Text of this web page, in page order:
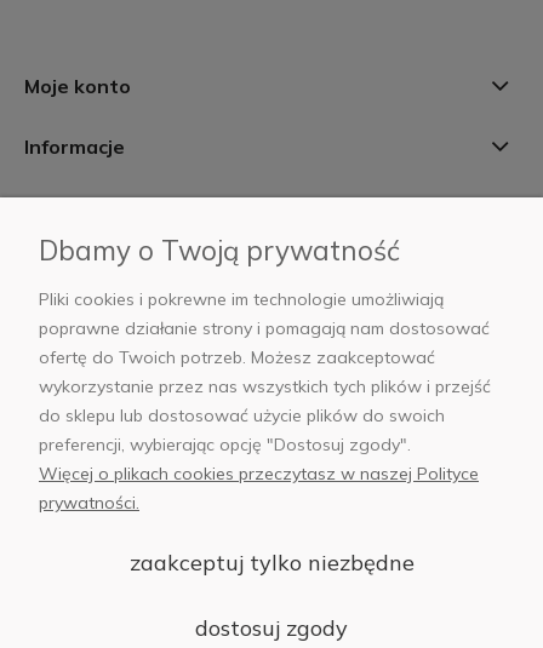
Moje konto
Informacje
AB Foto
sklep@abfoto.pl
+48 797 971 275
© 2025 Wszelkie prawa zastrzeżone. Serwis własnością:
Dbamy o Twoją prywatność
Pliki cookies i pokrewne im technologie umożliwiają
poprawne działanie strony i pomagają nam dostosować
ofertę do Twoich potrzeb. Możesz zaakceptować
wykorzystanie przez nas wszystkich tych plików i przejść
do sklepu lub dostosować użycie plików do swoich
preferencji, wybierając opcję "Dostosuj zgody".
Więcej o plikach cookies przeczytasz w naszej Polityce
prywatności.
zaakceptuj tylko niezbędne
dostosuj zgody